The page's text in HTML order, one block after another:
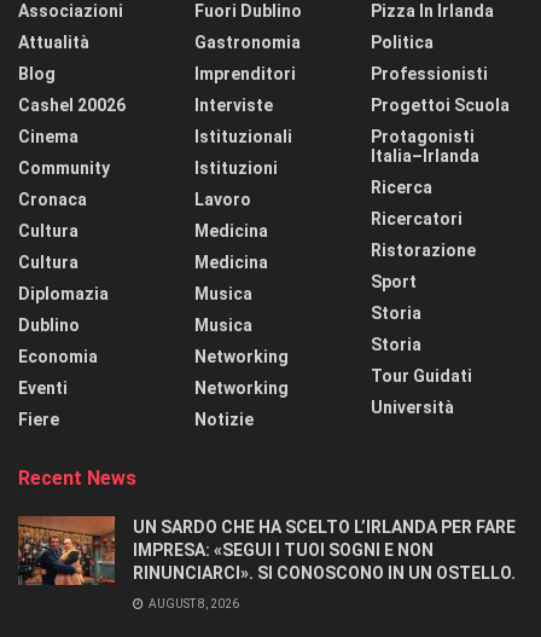
Associazioni
Attualità
Blog
Cashel 20026
Cinema
Community
Cronaca
Cultura
Cultura
Diplomazia
Dublino
Economia
Eventi
Fiere
Fuori Dublino
Gastronomia
Imprenditori
Interviste
Istituzionali
Istituzioni
Lavoro
Medicina
Medicina
Musica
Musica
Networking
Networking
Notizie
Pizza In Irlanda
Politica
Professionisti
Progettoi Scuola
Protagonisti
Italia–Irlanda
Ricerca
Ricercatori
Ristorazione
Sport
Storia
Storia
Tour Guidati
Università
Recent News
UN SARDO CHE HA SCELTO L’IRLANDA PER FARE
IMPRESA: «SEGUI I TUOI SOGNI E NON
RINUNCIARCI». SI CONOSCONO IN UN OSTELLO.
AUGUST 8, 2026